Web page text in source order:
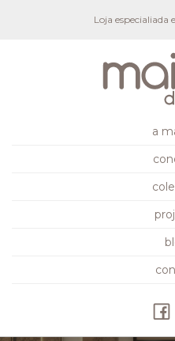
Loja especialiada
a